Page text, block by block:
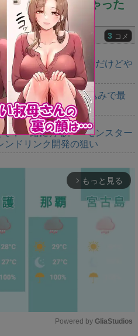
るけど無視しちゃった
3 コメ
ンの値段今知ったんだけどや
ンワイルズはDLSS込みで最
，一緒に狩る。「モンスター
ンドリンク開発の狙い
arrow_forward_ios もっと見る
Powered by GliaStudios